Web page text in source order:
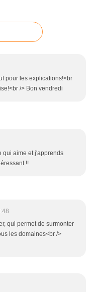
pour les explications!<br
/> Bon vendredi
qui aime et j'apprends
!!
qui permet de surmonter
les domaines<br />